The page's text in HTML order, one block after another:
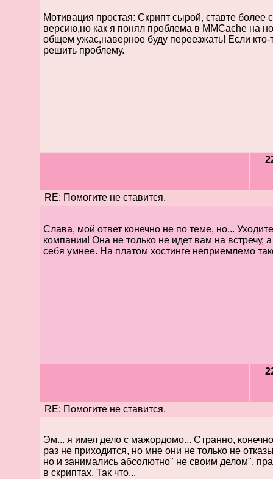
Мотивация простая: Скрипт сырой, ставте более
версию,но как я понял проблема в MMCache на
общем ужас,наверное буду переезжать! Если кто-
решить проблему.
RE: Помогите не ставится.
Слава, мой ответ конечно не по теме, но...
компании! Она не только не идет вам на встречу,
себя умнее. На платом хостинге неприемлемо
RE: Помогите не ставится.
Эм... я имел дело с мажордомо... Странно,
раз не приходится, но мне они не только не
но и занимались абсолютно" не своим делом",
в скриптах. Так что...